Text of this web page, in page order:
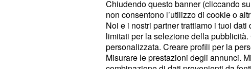
Antonio Polito
All’interno del suo nuovo libro, tra gli
anche quello della scuolae
problemi che soprattutto stanno
Chiudendo questo banner (cliccando
non consentono l’utilizzo di cookie o
Noi e i nostri partner trattiamo i tuoi
limitati per la selezione della
personalizzata. Creare profili per la
Misurare le prestazioni degli annunci.